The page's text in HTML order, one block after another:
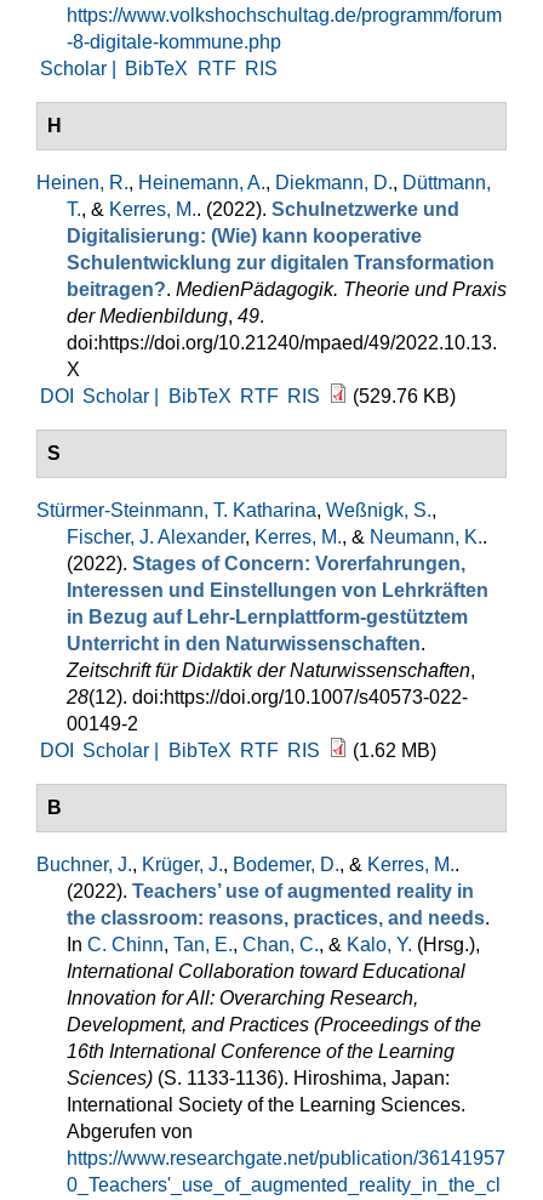
https://www.volkshochschultag.de/programm/forum
-8-digitale-kommune.php
Scholar |
BibTeX RTF RIS
H
Heinen, R., Heinemann, A., Diekmann, D., Düttmann,
T., & Kerres, M.. (2022). Schulnetzwerke und
Digitalisierung: (Wie) kann kooperative
Schulentwicklung zur digitalen Transformation
beitragen?. MedienPädagogik. Theorie und Praxis
der Medienbildung, 49.
doi:https://doi.org/10.21240/mpaed/49/2022.10.13.
X
DOI
Scholar | BibTeX RTF RIS (529.76 KB)
S
Stürmer-Steinmann, T. Katharina, Weßnigk, S.,
Fischer, J. Alexander, Kerres, M., & Neumann, K..
(2022). Stages of Concern: Vorerfahrungen,
Interessen und Einstellungen von Lehrkräften
in Bezug auf Lehr-Lernplattform-gestütztem
Unterricht in den Naturwissenschaften.
Zeitschrift für Didaktik der Naturwissenschaften,
28(12). doi:https://doi.org/10.1007/s40573-022-
00149-2
DOI
Scholar | BibTeX RTF RIS (1.62 MB)
B
Buchner, J., Krüger, J., Bodemer, D., & Kerres, M..
(2022). Teachers’ use of augmented reality in
the classroom: reasons, practices, and needs.
In C. Chinn, Tan, E., Chan, C., & Kalo, Y. (Hrsg.),
International Collaboration toward Educational
Innovation for All: Overarching Research,
Development, and Practices (Proceedings of the
16th International Conference of the Learning
Sciences) (S. 1133-1136). Hiroshima, Japan:
International Society of the Learning Sciences.
Abgerufen von
https://www.researchgate.net/publication/36141957
0_Teachers'_use_of_augmented_reality_in_the_cl